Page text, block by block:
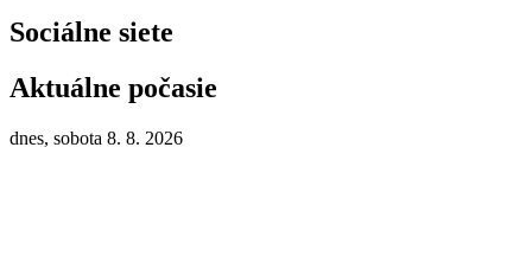
Sociálne siete
Aktuálne počasie
dnes, sobota 8. 8. 2026